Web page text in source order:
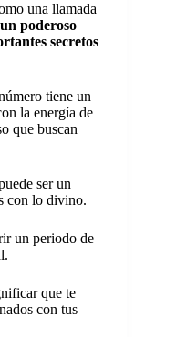
una llamada
poderoso
secretos
tiene un
la energía de
que buscan
ser un
con lo divino.
un periodo de
que te
con tus